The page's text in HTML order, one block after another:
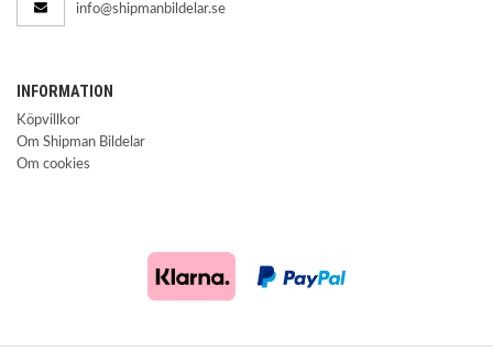
info@shipmanbildelar.se
INFORMATION
Köpvillkor
Om Shipman Bildelar
Om cookies